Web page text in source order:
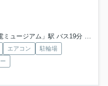
ム」駅 バス19分 「四軒屋」 停歩3分
エアコン
駐輪場